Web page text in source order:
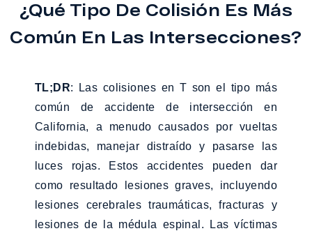
¿Qué Tipo De Colisión Es Más
Común En Las Intersecciones?
TL;DR: Las colisiones en T son el tipo más
común de accidente de intersección en
California, a menudo causados por vueltas
indebidas, manejar distraído y pasarse las
luces rojas. Estos accidentes pueden dar
como resultado lesiones graves, incluyendo
lesiones cerebrales traumáticas, fracturas y
lesiones de la médula espinal. Las víctimas